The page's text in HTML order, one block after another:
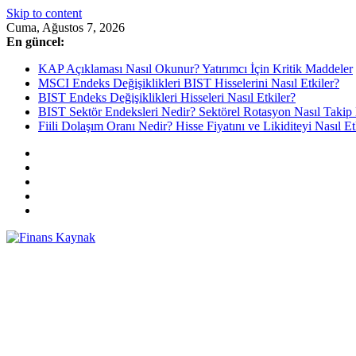
Skip to content
Cuma, Ağustos 7, 2026
En güncel:
KAP Açıklaması Nasıl Okunur? Yatırımcı İçin Kritik Maddeler
MSCI Endeks Değişiklikleri BIST Hisselerini Nasıl Etkiler?
BIST Endeks Değişiklikleri Hisseleri Nasıl Etkiler?
BIST Sektör Endeksleri Nedir? Sektörel Rotasyon Nasıl
Fiili Dolaşım Oranı Nedir? Hisse Fiyatını ve Likiditeyi Nasıl